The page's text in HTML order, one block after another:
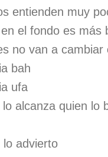
entienden muy
el fondo es más
no van a cambiar
bah
ufa
alcanza quien lo
lo advierto